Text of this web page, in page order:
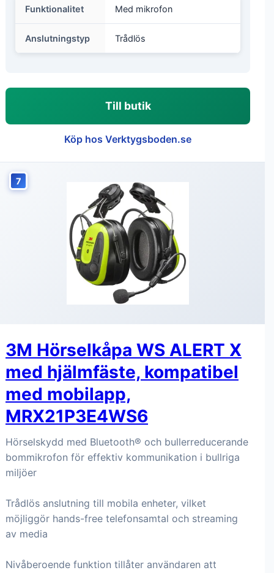
Funktionalitet Med mikrofon
Anslutningstyp Trådlös
Till butik
Köp hos Verktygsboden.se
7
3M Hörselkåpa WS ALERT X
med hjälmfäste, kompatibel
med mobilapp,
MRX21P3E4WS6
Hörselskydd med Bluetooth® och bullerreducerande
bommikrofon för effektiv kommunikation i bullriga
miljöer
Trådlös anslutning till mobila enheter, vilket
möjliggör hands-free telefonsamtal och streaming
av media
Nivåberoende funktion tillåter användaren att